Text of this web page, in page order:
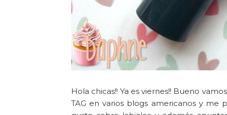
Hola chicas!! Ya es viernes!! Bueno
TAG en varios blogs americanos y